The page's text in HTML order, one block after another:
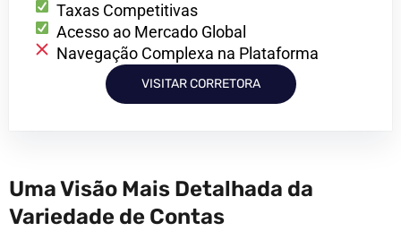
Taxas Competitivas
Acesso ao Mercado Global
Navegação Complexa na Plataforma
VISITAR CORRETORA
Uma Visão Mais Detalhada da
Variedade de Contas